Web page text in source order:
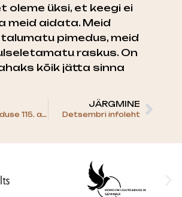
oleme üksi, et keegi ei
meid aidata. Meid
pimedus, meid
raskus. On
kõik jätta sinna
Allika koguduse 115. aastapäev
JÄRGMINE
Detsembri infoleht